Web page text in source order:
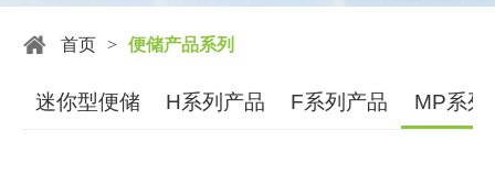
首页 > 便储产品系列
迷你型便储 H系列产品 F系列产品 MP系列